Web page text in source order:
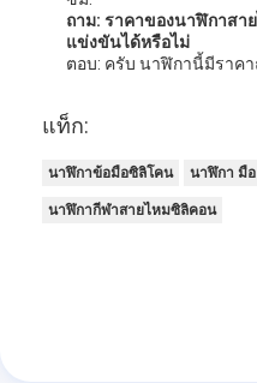
ถาม: ราคาของนาฬิกาสา
แข่งขันได้หรือไม่
ตอบ: ครับ นาฬิกานี้มีราคา
แท็ก:
นาฬิกาข้อมือซิลิโคน นาฬิกา มื
นาฬิกากีฬาสายไหมซิลิคอน